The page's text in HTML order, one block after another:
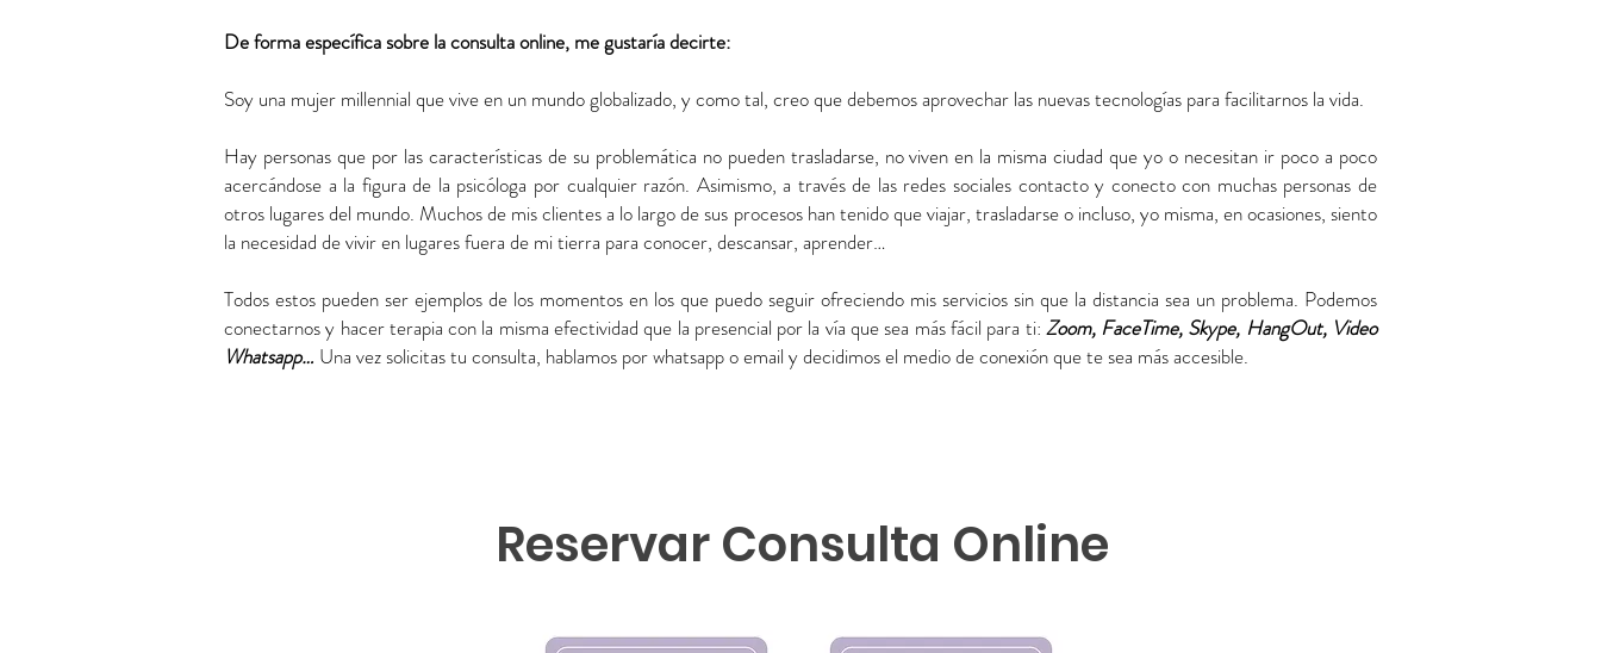
De forma específica sobre la consulta online, me gustaría decirte:
Soy una mujer millennial que vive en un mundo globalizado, y como tal, creo que debemos aprovechar las nuevas tecnologías para facilitarnos la vida.
Hay personas que por las características de su problemática no pueden trasladarse, no viven en la misma ciudad que yo o necesitan ir poco a poco
acercándose a la figura de la psicóloga por cualquier razón. Asimismo, a través de las redes sociales contacto y conecto con muchas personas de
otros lugares del mundo. Muchos de mis clientes a lo largo de sus procesos han tenido que viajar, trasladarse o incluso, yo misma, en ocasiones, siento
la necesidad de vivir en lugares fuera de mi tierra para conocer, descansar, aprender…
Todos estos pueden ser ejemplos de los momentos en los que puedo seguir ofreciendo mis servicios sin que la distancia sea un problema. Podemos
conectarnos y hacer terapia con la misma efectividad que la presencial por la vía que sea más fácil para ti: Zoom, FaceTime, Skype, HangOut, Video
Whatsapp… Una vez solicitas tu consulta, hablamos por whatsapp o email y decidimos el medio de conexión que te sea más accesible.
Reservar Consulta Online